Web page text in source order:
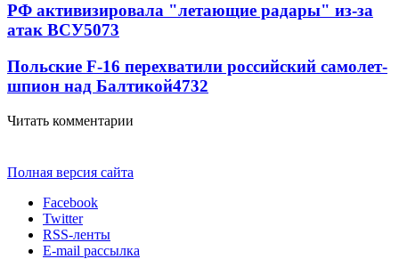
РФ активизировала "летающие радары" из-за
атак ВСУ5073
Польские F-16 перехватили российский самолет-
шпион над Балтикой4732
Читать комментарии
Полная версия сайта
Facebook
Twitter
RSS-ленты
E-mail рассылка